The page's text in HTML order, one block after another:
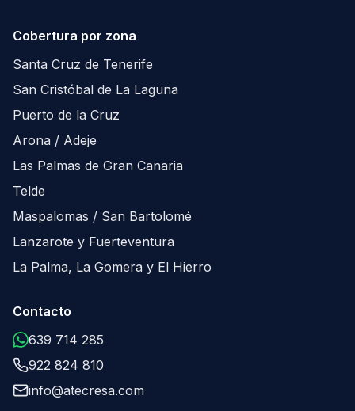
Cobertura por zona
Santa Cruz de Tenerife
San Cristóbal de La Laguna
Puerto de la Cruz
Arona / Adeje
Las Palmas de Gran Canaria
Telde
Maspalomas / San Bartolomé
Lanzarote y Fuerteventura
La Palma, La Gomera y El Hierro
Contacto
639 714 285
922 824 810
info@atecresa.com